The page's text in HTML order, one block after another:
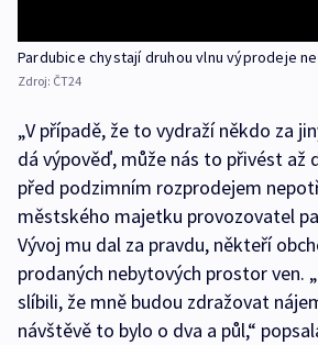
Pardubice chystají druhou vlnu výprodeje
Zdroj: ČT24
„V případě, že to vydraží někdo za
dá výpověď, může nás to přivést až
před podzimním rozprodejem
městského majetku provozovatel
Vývoj mu dal za pravdu, někteří
prodaných nebytových prostor ven.
slíbili, že mně budou zdražovat
návštěvě to bylo o dva a půl,“